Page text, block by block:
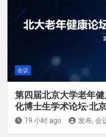
会议
第四届北京大学老年
化博士生学术论坛·北
19 小时 ago 发布, 会